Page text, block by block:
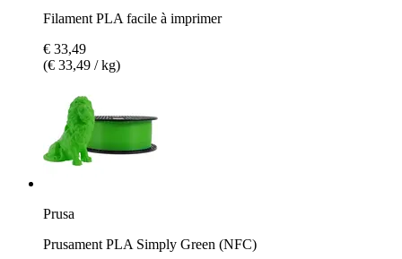
Filament PLA facile à imprimer
€ 33,49
(€ 33,49 / kg)
Prusa
Prusament PLA Simply Green (NFC)